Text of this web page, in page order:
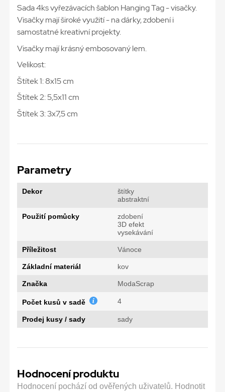
Sada 4ks vyřezávacích šablon Hanging Tag - visačky.
Visačky mají široké využití - na dárky, zdobení i
samostatné kreativní projekty.
Visačky mají krásný embosovaný lem.
Velikost:
Štítek 1: 8x15 cm
Štítek 2: 5,5x11 cm
Štítek 3: 3x7,5 cm
Parametry
Dekor
štítky
abstraktní
Použití pomůcky
zdobení
3D efekt
vysekávání
Příležitost Vánoce
Základní materiál kov
Značka ModaScrap
Počet kusů v sadě 4
Prodej kusy / sady sady
Hodnocení produktu
Hodnocení pochází od ověřených uživatelů. Hodnotit